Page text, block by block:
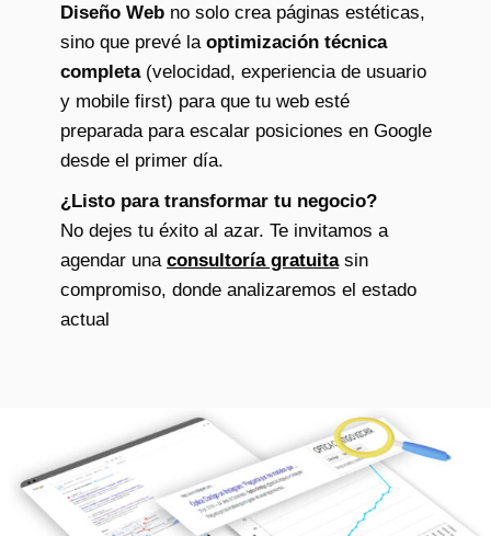
Diseño Web no solo crea páginas estéticas,
sino que prevé la optimización técnica
completa(velocidad, experiencia de usuario
y mobile first) para que tu web esté
preparada para escalar posiciones en Google
desde el primer día.
¿Listo para transformar tu negocio?
No dejes tu éxito al azar. Te invitamos a
agendar una consultoría gratuitasin
compromiso, donde analizaremos el estado
actual